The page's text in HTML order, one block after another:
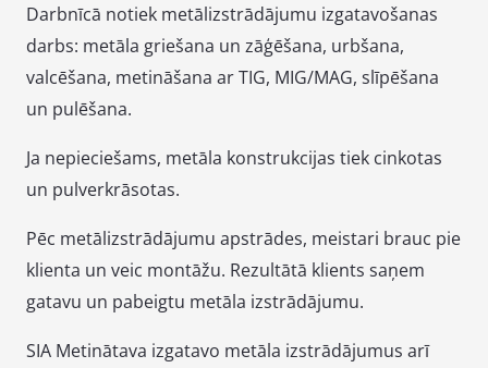
Darbnīcā notiek metālizstrādājumu izgatavošanas
darbs: metāla griešana un zāģēšana, urbšana,
valcēšana, metināšana ar TIG, MIG/MAG, slīpēšana
un pulēšana.
Ja nepieciešams, metāla konstrukcijas tiek cinkotas
un pulverkrāsotas.
Pēc metālizstrādājumu apstrādes, meistari brauc pie
klienta un veic montāžu. Rezultātā klients saņem
gatavu un pabeigtu metāla izstrādājumu.
SIA Metinātava izgatavo metāla izstrādājumus arī